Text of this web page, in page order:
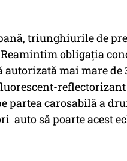
triunghiurile de
obligaţia
mai mare de
partea carosabilă a
auto să poarte acest